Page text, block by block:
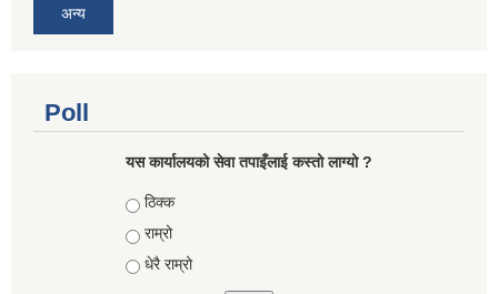
अन्य
Poll
यस कार्यालयको सेवा तपाइँलाई कस्तो लाग्यो ?
Choices
ठिक्क
राम्रो
धेरै राम्रो